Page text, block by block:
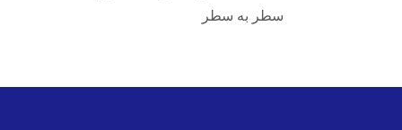
سطر به سطر